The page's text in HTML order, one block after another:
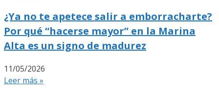
¿Ya no te apetece salir a emborracharte?
Por qué “hacerse mayor” en la Marina
Alta es un signo de madurez
11/05/2026
Leer más »